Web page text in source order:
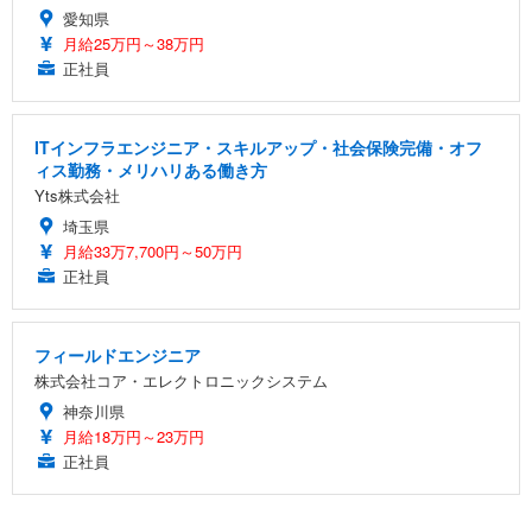
愛知県
月給25万円～38万円
正社員
ITインフラエンジニア・スキルアップ・社会保険完備・オフ
ィス勤務・メリハリある働き方
Yts株式会社
埼玉県
月給33万7,700円～50万円
正社員
フィールドエンジニア
株式会社コア・エレクトロニックシステム
神奈川県
月給18万円～23万円
正社員